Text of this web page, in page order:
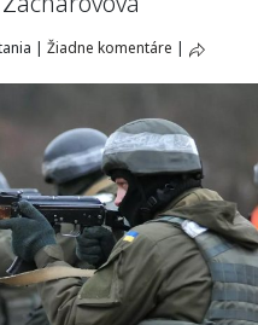
| Žiadne komentáre |